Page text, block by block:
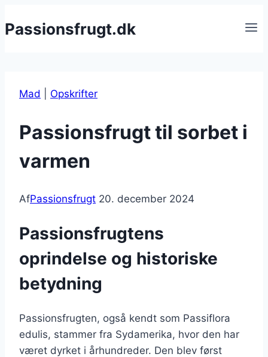
til
Passionsfrugt.dk
Mad Opskrifter
Passionsfrugt til sorbet i
varmen
AfPassionsfrugt 20. december 2024
Passionsfrugtens
oprindelse og historiske
betydning
Passionsfrugten, også kendt som Passiflora
edulis, stammer fra Sydamerika, hvor den har
været dyrket i århundreder. Den blev først